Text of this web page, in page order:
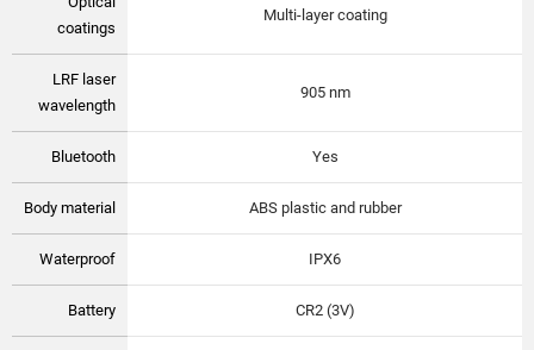
coatings
Multi-layer coating
LRF laser
wavelength
905 nm
Bluetooth Yes
Body material ABS plastic and rubber
Waterproof IPX6
Battery CR2 (3V)